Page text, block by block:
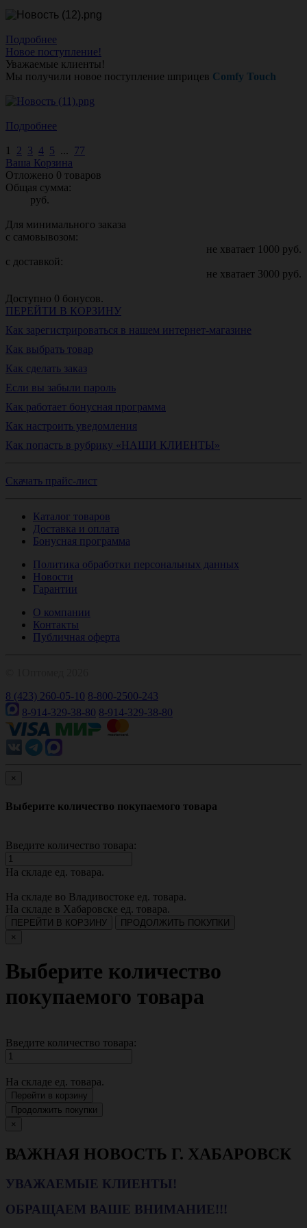
Подробнее
Новое поступление!
Уважаемые клиенты!
Мы получили новое поступление шприцев Comfy Touch
Подробнее
1 2 3 4 5 ... 77
Ваша Корзина
Отложено 0 товаров
Общая сумма:
руб.
Для минимального заказа
с самовывозом:
не хватает 1000 руб.
с доставкой:
не хватает 3000 руб.
Доступно 0 бонусов.
ПЕРЕЙТИ В КОРЗИНУ
Как зарегистрироваться в нашем интернет-магазине
Как выбрать товар
Как сделать заказ
Если вы забыли пароль
Как работает бонусная программа
Как настроить уведомления
Как попасть в рубрику «НАШИ КЛИЕНТЫ»
Скачать прайс-лист
Каталог товаров
Доставка и оплата
Бонусная программа
Политика обработки персональных данных
Новости
Гарантии
О компании
Контакты
Публичная оферта
8 (423) 260-05-10 8-800-2500-243
8-914-329-38-80 8-914-329-38-80
×
Выберите количество покупаемого товара
Введите количество товара:
На складе ед. товара.
На складе во Владивостоке ед. товара.
На складе в Хабаровске ед. товара.
ПЕРЕЙТИ В КОРЗИНУ
ПРОДОЛЖИТЬ ПОКУПКИ
×
Выберите количество
покупаемого товара
Введите количество товара:
На складе ед. товара.
Перейти в корзину
Продолжить покупки
×
ВАЖНАЯ НОВОСТЬ Г. ХАБАРОВСК
УВАЖАЕМЫЕ КЛИЕНТЫ!
ОБРАЩАЕМ ВАШЕ ВНИМАНИЕ!!!